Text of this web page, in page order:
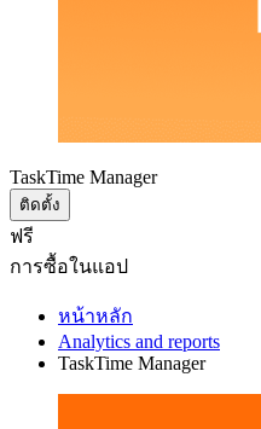
TaskTime Manager
ติดตั้ง
ฟรี
การซื้อในแอป
หน้าหลัก
Analytics and reports
TaskTime Manager